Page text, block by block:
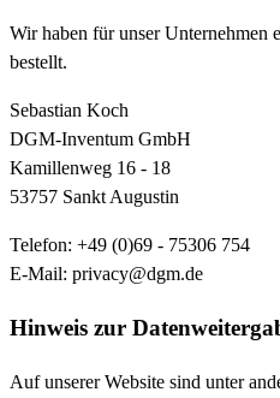
Wir haben für unser Unternehmen
bestellt.
Sebastian Koch
DGM-Inventum GmbH
Kamillenweg 16 - 18
53757 Sankt Augustin
Telefon: +49 (0)69 - 75306 754
E-Mail: privacy@dgm.de
Hinweis zur
Auf unserer Website sind unter